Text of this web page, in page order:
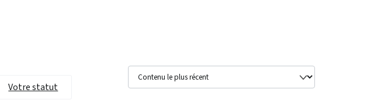
Votre statut